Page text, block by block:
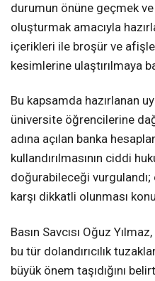
durumun önüne geçmek
oluşturmak amacıyla
içerikleri ile broşür ve
kesimlerine ulaştırılmaya
Bu kapsamda hazırlanan
üniversite öğrencilerine
adına açılan banka
kullandırılmasının ciddi
doğurabileceği vurgulandı;
karşı dikkatli olunması
Basın Savcısı Oğuz
bu tür dolandırıcılık
büyük önem taşıdığını